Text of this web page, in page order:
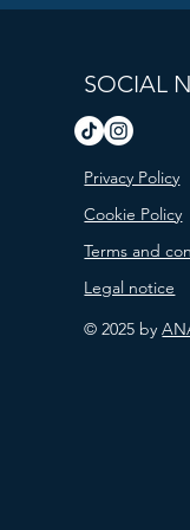
SOCIAL
Privacy Policy
Cookie Policy
Terms and
Legal notice
© 2025 by